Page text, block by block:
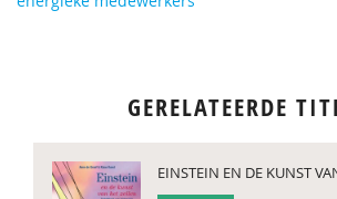
GERELATEERDE
EINSTEIN EN DE KUNST